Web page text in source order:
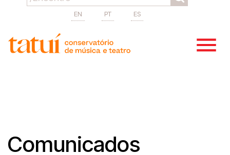
EN PT ES
Comunicados